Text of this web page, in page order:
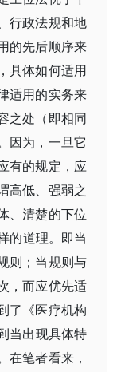
行政法规和地
的先后顺序来
具体如何适用
适用的实务来
之处（即相同
因为，一旦它
有的规定，应
高低、强弱之
、清楚的下位
的道理。即当
则；当规则与
，而应优先适
了《医疗机构
当出现具体特
在笔者看来，